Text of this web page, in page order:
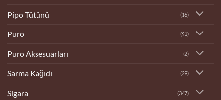
Pipo Tütünü (16)
Puro (91)
Puro Aksesuarları (2)
Sarma Kağıdı (29)
Sigara (347)